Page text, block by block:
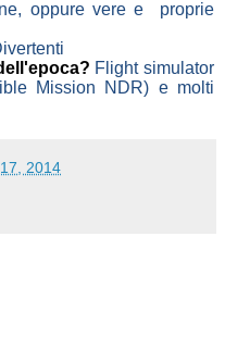
oppure vere e
proprie
ivertenti
Flight simulator
Mission NDR) e molti
2014